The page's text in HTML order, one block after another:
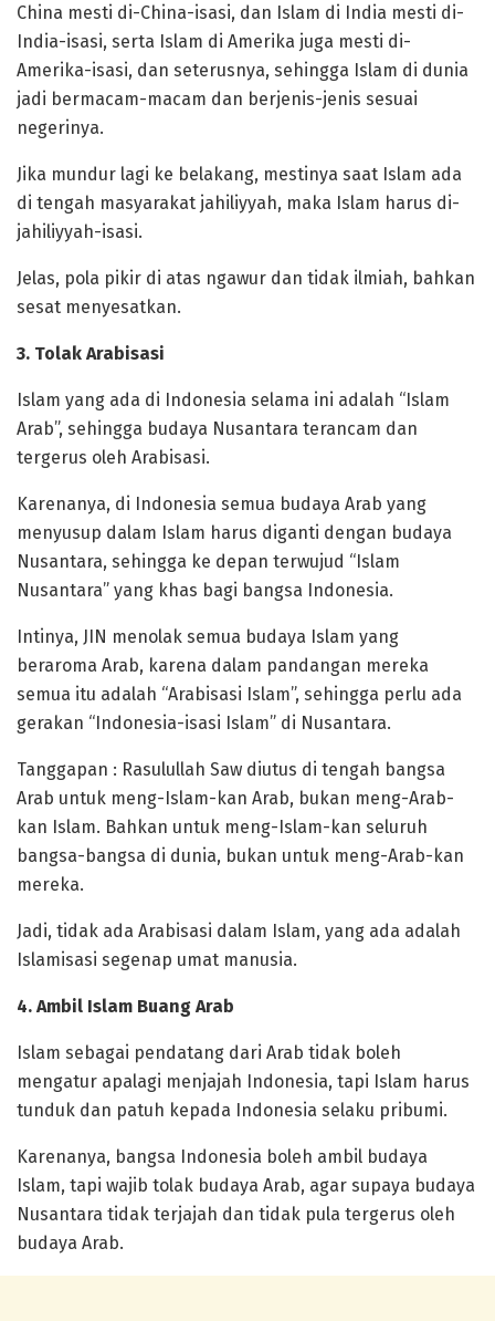
China mesti di-China-isasi, dan Islam di India mesti di-
India-isasi, serta Islam di Amerika juga mesti di-
Amerika-isasi, dan seterusnya, sehingga Islam di dunia
jadi bermacam-macam dan berjenis-jenis sesuai
negerinya.
Jika mundur lagi ke belakang, mestinya saat Islam ada
di tengah masyarakat jahiliyyah, maka Islam harus di-
jahiliyyah-isasi.
Jelas, pola pikir di atas ngawur dan tidak ilmiah, bahkan
sesat menyesatkan.
3. Tolak Arabisasi
Islam yang ada di Indonesia selama ini adalah “Islam
Arab”, sehingga budaya Nusantara terancam dan
tergerus oleh Arabisasi.
Karenanya, di Indonesia semua budaya Arab yang
menyusup dalam Islam harus diganti dengan budaya
Nusantara, sehingga ke depan terwujud “Islam
Nusantara” yang khas bagi bangsa Indonesia.
Intinya, JIN menolak semua budaya Islam yang
beraroma Arab, karena dalam pandangan mereka
semua itu adalah “Arabisasi Islam”, sehingga perlu ada
gerakan “Indonesia-isasi Islam” di Nusantara.
Tanggapan : Rasulullah Saw diutus di tengah bangsa
Arab untuk meng-Islam-kan Arab, bukan meng-Arab-
kan Islam. Bahkan untuk meng-Islam-kan seluruh
bangsa-bangsa di dunia, bukan untuk meng-Arab-kan
mereka.
Jadi, tidak ada Arabisasi dalam Islam, yang ada adalah
Islamisasi segenap umat manusia.
4. Ambil Islam Buang Arab
Islam sebagai pendatang dari Arab tidak boleh
mengatur apalagi menjajah Indonesia, tapi Islam harus
tunduk dan patuh kepada Indonesia selaku pribumi.
Karenanya, bangsa Indonesia boleh ambil budaya
Islam, tapi wajib tolak budaya Arab, agar supaya budaya
Nusantara tidak terjajah dan tidak pula tergerus oleh
budaya Arab.